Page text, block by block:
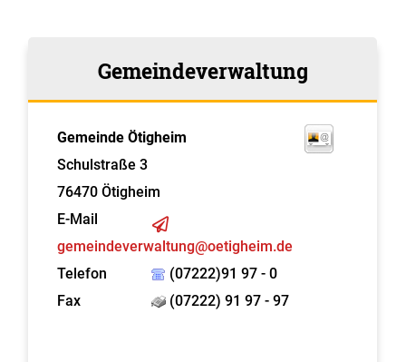
Gemeindeverwaltung
Gemeinde Ötigheim
Schulstraße 3
76470 Ötigheim
E-Mail
gemeindeverwaltung@oetigheim.de
Telefon
(07222)91 97 - 0
Fax
(07222) 91 97 - 97